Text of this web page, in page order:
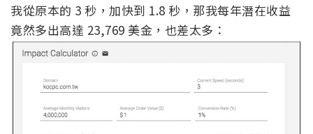
我從原本的 3 秒，加快到 1.8 秒，那我每年潛在收益
竟然多出高達 23,769 美金，也差太多：